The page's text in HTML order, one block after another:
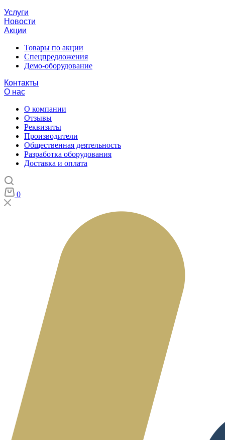
Услуги
Новости
Акции
Товары по акции
Спецпредложения
Демо-оборудование
Контакты
О нас
О компании
Отзывы
Реквизиты
Производители
Общественная деятельность
Разработка оборудования
Доставка и оплата
0